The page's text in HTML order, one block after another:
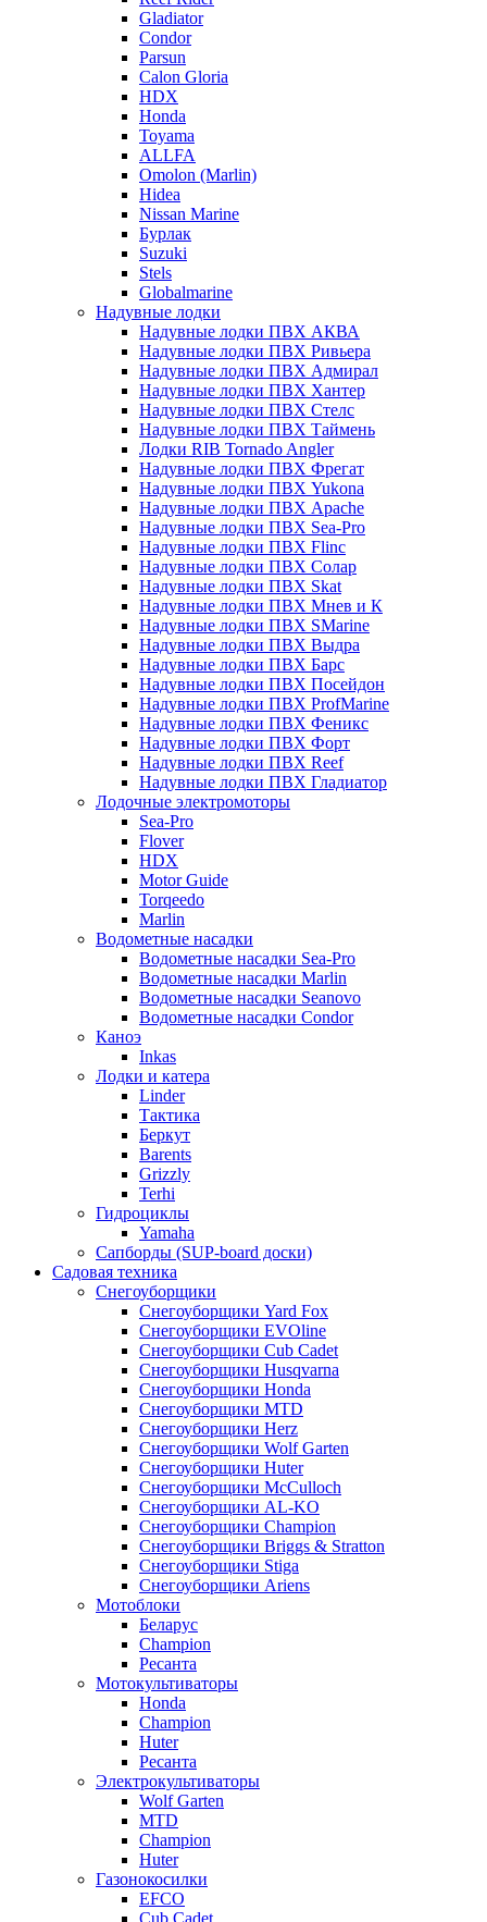
Gladiator
Condor
Parsun
Calon Gloria
HDX
Honda
Toyama
ALLFA
Omolon (Marlin)
Hidea
Nissan Marine
Бурлак
Suzuki
Stels
Globalmarine
Надувные лодки
Надувные лодки ПВХ АКВА
Надувные лодки ПВХ Ривьера
Надувные лодки ПВХ Адмирал
Надувные лодки ПВХ Хантер
Надувные лодки ПВХ Стелс
Надувные лодки ПВХ Таймень
Лодки RIB Tornado Angler
Надувные лодки ПВХ Фрегат
Надувные лодки ПВХ Yukona
Надувные лодки ПВХ Apache
Надувные лодки ПВХ Sea-Pro
Надувные лодки ПВХ Flinc
Надувные лодки ПВХ Солар
Надувные лодки ПВХ Skat
Надувные лодки ПВХ Мнев и К
Надувные лодки ПВХ SMarine
Надувные лодки ПВХ Выдра
Надувные лодки ПВХ Барс
Надувные лодки ПВХ Посейдон
Надувные лодки ПВХ ProfMarine
Надувные лодки ПВХ Феникс
Надувные лодки ПВХ Форт
Надувные лодки ПВХ Reef
Надувные лодки ПВХ Гладиатор
Лодочные электромоторы
Sea-Pro
Flover
HDX
Motor Guide
Torqeedo
Marlin
Водометные насадки
Водометные насадки Sea-Pro
Водометные насадки Marlin
Водометные насадки Seanovo
Водометные насадки Condor
Каноэ
Inkas
Лодки и катера
Linder
Тактика
Беркут
Barents
Grizzly
Terhi
Гидроциклы
Yamaha
Сапборды (SUP-board доски)
Садовая техника
Снегоуборщики
Снегоуборщики Yard Fox
Снегоуборщики EVOline
Снегоуборщики Cub Cadet
Снегоуборщики Husqvarna
Снегоуборщики Honda
Снегоуборщики MTD
Снегоуборщики Herz
Снегоуборщики Wolf Garten
Снегоуборщики Huter
Снегоуборщики McCulloch
Снегоуборщики AL-KO
Снегоуборщики Champion
Снегоуборщики Briggs & Stratton
Снегоуборщики Stiga
Снегоуборщики Ariens
Мотоблоки
Беларус
Champion
Ресанта
Мотокультиваторы
Honda
Champion
Huter
Ресанта
Электрокультиваторы
Wolf Garten
MTD
Champion
Huter
Газонокосилки
EFCO
Cub Cadet